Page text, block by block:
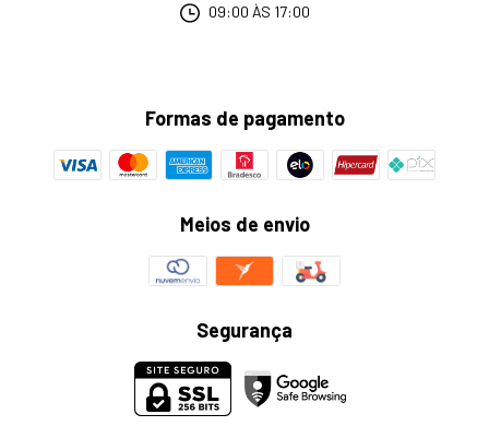
09:00 ÀS 17:00
Formas de pagamento
Meios de envio
Segurança